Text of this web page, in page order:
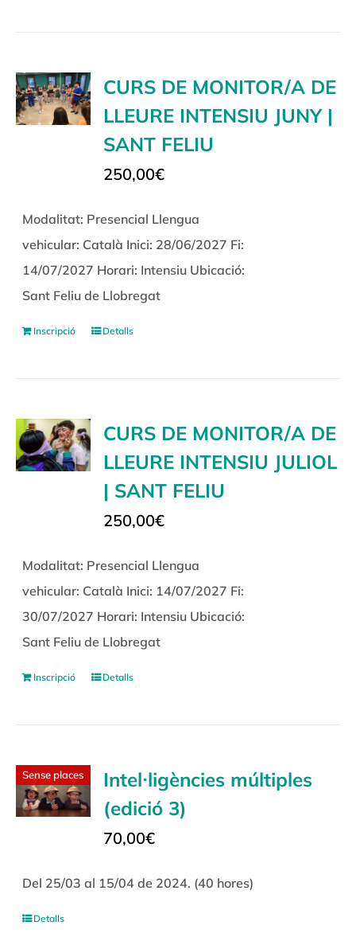
CURS DE MONITOR/A DE
LLEURE INTENSIU JUNY |
SANT FELIU
250,00€
Modalitat: Presencial Llengua
vehicular: Català Inici: 28/06/2027 Fi:
14/07/2027 Horari: Intensiu Ubicació:
Sant Feliu de Llobregat
Inscripció Detalls
CURS DE MONITOR/A DE
LLEURE INTENSIU JULIOL
| SANT FELIU
250,00€
Modalitat: Presencial Llengua
vehicular: Català Inici: 14/07/2027 Fi:
30/07/2027 Horari: Intensiu Ubicació:
Sant Feliu de Llobregat
Inscripció Detalls
Sense places
Intel·ligències múltiples
(edició 3)
70,00€
Del 25/03 al 15/04 de 2024. (40 hores)
Detalls